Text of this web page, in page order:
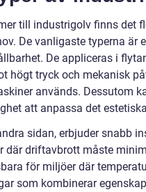
till industrigolv finns det
De vanligaste typerna är
De appliceras i
högt tryck och mekanisk
används. Dessutom
att anpassa det
sidan, erbjuder snabb
där driftavbrott måste
för miljöer där
som kombinerar